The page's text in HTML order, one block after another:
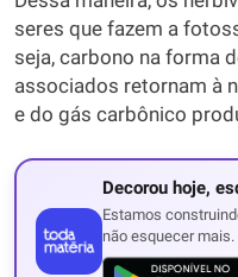
seres que fazem a
seja, carbono na forma
associados retornam à
e do gás carbônico
Decorou hoje,
Estamos
não esquecer mais.